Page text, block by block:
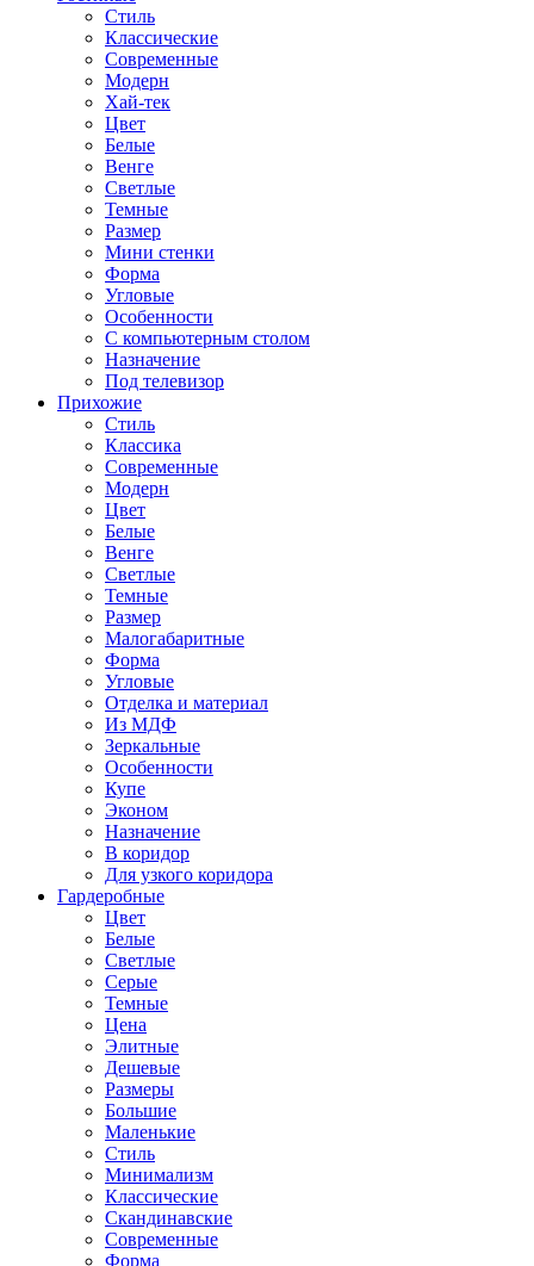
Стиль
Классические
Современные
Модерн
Хай-тек
Цвет
Белые
Венге
Светлые
Темные
Размер
Мини стенки
Форма
Угловые
Особенности
С компьютерным столом
Назначение
Под телевизор
Прихожие
Стиль
Классика
Современные
Модерн
Цвет
Белые
Венге
Светлые
Темные
Размер
Малогабаритные
Форма
Угловые
Отделка и материал
Из МДФ
Зеркальные
Особенности
Купе
Эконом
Назначение
В коридор
Для узкого коридора
Гардеробные
Цвет
Белые
Светлые
Серые
Темные
Цена
Элитные
Дешевые
Размеры
Большие
Маленькие
Стиль
Минимализм
Классические
Скандинавские
Современные
Форма